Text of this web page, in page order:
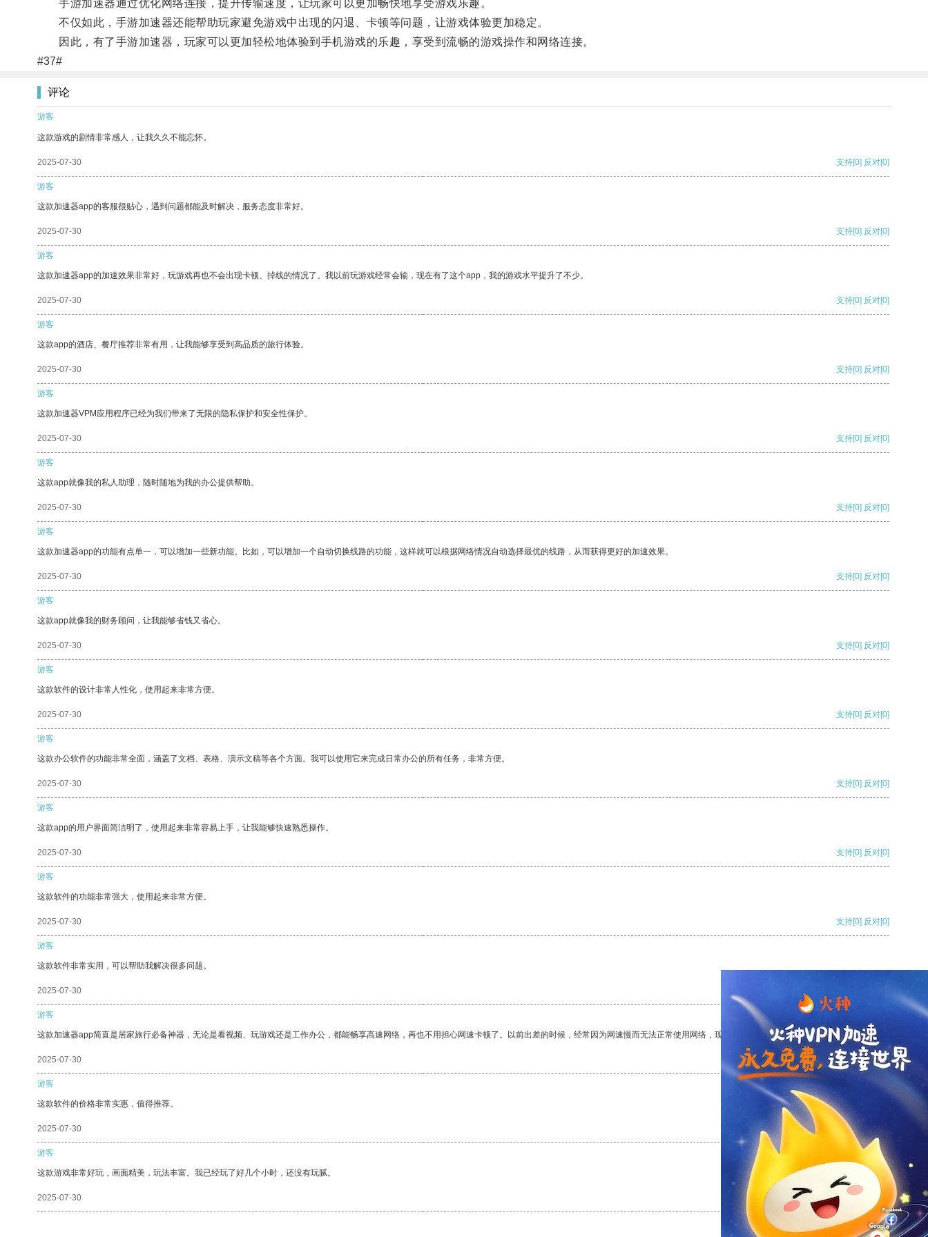
手游加速器通过优化网络连接，提升传输速度，让玩家可以更加畅快地享受游戏乐趣。
不仅如此，手游加速器还能帮助玩家避免游戏中出现的闪退、卡顿等问题，让游戏体验更加稳定。
因此，有了手游加速器，玩家可以更加轻松地体验到手机游戏的乐趣，享受到流畅的游戏操作和网络连接。
#37#
评论
游客
这款游戏的剧情非常感人，让我久久不能忘怀。
2025-07-30 支持[0] 反对[0]
游客
这款加速器app的客服很贴心，遇到问题都能及时解决，服务态度非常好。
2025-07-30 支持[0] 反对[0]
游客
这款加速器app的加速效果非常好，玩游戏再也不会出现卡顿、掉线的情况了。我以前玩游戏经常会输，现在有了这个app，我的游戏水平提升了不少。
2025-07-30 支持[0] 反对[0]
游客
这款app的酒店、餐厅推荐非常有用，让我能够享受到高品质的旅行体验。
2025-07-30 支持[0] 反对[0]
游客
这款加速器VPM应用程序已经为我们带来了无限的隐私保护和安全性保护。
2025-07-30 支持[0] 反对[0]
游客
这款app就像我的私人助理，随时随地为我的办公提供帮助。
2025-07-30 支持[0] 反对[0]
游客
这款加速器app的功能有点单一，可以增加一些新功能。比如，可以增加一个自动切换线路的功能，这样就可以根据网络情况自动选择最优的线路，从而获得更好的加速效果。
2025-07-30 支持[0] 反对[0]
游客
这款app就像我的财务顾问，让我能够省钱又省心。
2025-07-30 支持[0] 反对[0]
游客
这款软件的设计非常人性化，使用起来非常方便。
2025-07-30 支持[0] 反对[0]
游客
这款办公软件的功能非常全面，涵盖了文档、表格、演示文稿等各个方面。我可以使用它来完成日常办公的所有任务，非常方便。
2025-07-30 支持[0] 反对[0]
游客
这款app的用户界面简洁明了，使用起来非常容易上手，让我能够快速熟悉操作。
2025-07-30 支持[0] 反对[0]
游客
这款软件的功能非常强大，使用起来非常方便。
2025-07-30 支持[0] 反对[0]
游客
这款软件非常实用，可以帮助我解决很多问题。
2025-07-30
游客
这款加速器app简直是居家旅行必备神器，无论是看视频、玩游戏还是工作办公，都能畅享高速网络，再也不用担心网速卡顿了。以前出差的时候，经常因为网速慢而无法正常使用网络，现在有了这个app，我再也不用担心了。
2025-07-30 支持 [0] 反对[0]
游客
这款软件的价格非常实惠，值得推荐。
2025-07-30 支持[0] 反对
游客
这款游戏非常好玩，画面精美，玩法丰富。我已经玩了好几个小时，还没有玩腻。
2025-07-30 支持[0] 反对[0]